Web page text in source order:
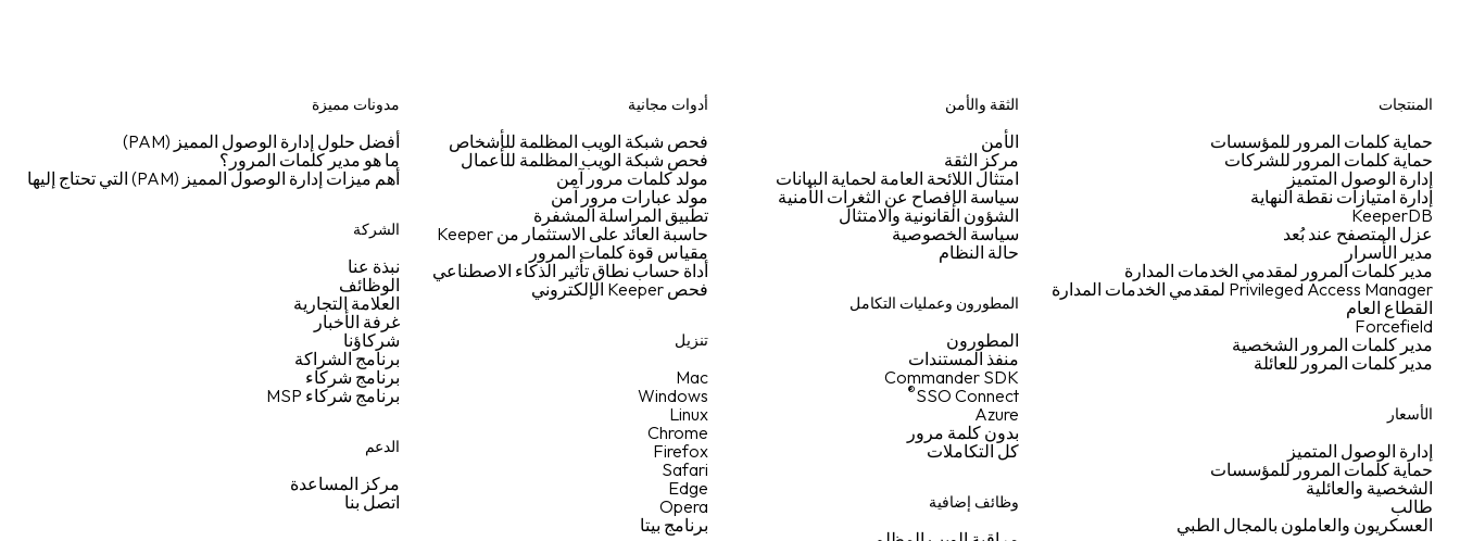
المنتجات
حماية كلمات المرور للمؤسسات
حماية كلمات المرور للشركات
إدارة الوصول المتميز
إدارة امتيازات نقطة النهاية
KeeperDB
عزل المتصفح عند بُعد
مدير الأسرار
مدير كلمات المرور لمقدمي الخدمات المدارة
Privileged Access Manager لمقدمي الخدمات المدارة
القطاع العام
Forcefield
مدير كلمات المرور الشخصية
مدير كلمات المرور للعائلة
الأسعار
إدارة الوصول المتميز
حماية كلمات المرور للمؤسسات
الشخصية والعائلية
طالب
العسكريون والعاملون بالمجال الطبي
الثقة والأمن
الأمن
مركز الثقة
امتثال اللائحة العامة لحماية البيانات
سياسة الإفصاح عن الثغرات الأمنية
الشؤون القانونية والامتثال
سياسة الخصوصية
حالة النظام
المطورون وعمليات التكامل
المطورون
منفذ المستندات
Commander SDK
SSO Connect
®
Azure
بدون كلمة مرور
كل التكاملات
وظائف إضافية
أدوات مجانية
فحص شبكة الويب المظلمة للأشخاص
فحص شبكة الويب المظلمة للأعمال
مولد كلمات مرور آمن
مولد عبارات مرور آمن
تطبيق المراسلة المشفرة
حاسبة العائد على الاستثمار من Keeper
مقياس قوة كلمات المرور
أداة حساب نطاق تأثير الذكاء الاصطناعي
فحص Keeper الإلكتروني
تنزيل
Mac
Windows
Linux
Chrome
Firefox
Safari
Edge
Opera
برنامج بيتا
مدونات مميزة
أفضل حلول إدارة الوصول المميز (PAM)
ما هو مدير كلمات المرور؟
أهم ميزات إدارة الوصول المميز (PAM) التي تحتاج إليها
الشركة
نبذة عنا
الوظائف
العلامة التجارية
غرفة الأخبار
شركاؤنا
برنامج الشراكة
برنامج شركاء
برنامج شركاء MSP
الدعم
مركز المساعدة
اتصل بنا